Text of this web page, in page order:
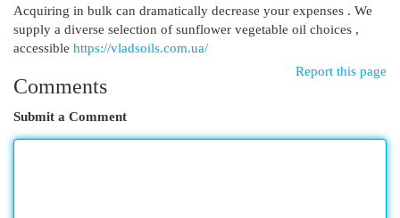
Acquiring in bulk can dramatically decrease your expenses . We
supply a diverse selection of sunflower vegetable oil choices ,
accessible https://vladsoils.com.ua/
Report this page
Comments
Submit a Comment